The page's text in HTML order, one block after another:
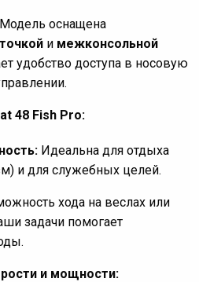
Модель оснащена
и межконсольной
удобство доступа в носовую
48 Fish Pro:
Идеальна для отдыха
и для служебных целей.
хода на веслах или
задачи помогает
и мощности: